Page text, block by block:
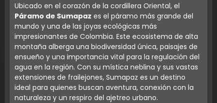
Ubicado en el corazón de la cordillera Oriental, el
Páramo de Sumapaz es el páramo más grande del
mundo y una de las joyas ecológicas más
impresionantes de Colombia. Este ecosistema de alta
montaña alberga una biodiversidad única, paisajes de
ensueño y una importancia vital para la regulación del
agua en la región. Con su mística neblina y sus vastas
extensiones de frailejones, Sumapaz es un destino
ideal para quienes buscan aventura, conexión con la
naturaleza y un respiro del ajetreo urbano.